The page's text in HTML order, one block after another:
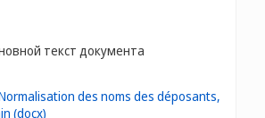
текст документа